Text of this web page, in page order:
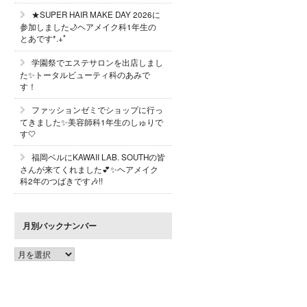
★SUPER HAIR MAKE DAY 2026に
参加しました🌙ヘアメイク科1年生の
とあです*.+ﾟ
学園祭でエステサロンを出店しまし
た✨トータルビューティ科のあみで
す！
ファッションゼミでショップに行っ
てきました✨美容師科1年生のしゅりで
す🤍
福岡ベルにKAWAII LAB. SOUTHの皆
さんが来てくれました💕✨ヘアメイク
科2年のつばきです🎶!!
月別バックナンバー
月
別